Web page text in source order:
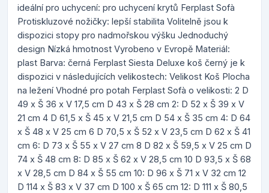
ideální pro uchycení: pro uchycení krytů Ferplast Sofà
Protiskluzové nožičky: lepší stabilita Volitelně jsou k
dispozici stopy pro nadmořskou výšku Jednoduchý
design Nízká hmotnost Vyrobeno v Evropě Materiál:
plast Barva: černá Ferplast Siesta Deluxe koš černý je k
dispozici v následujících velikostech: Velikost Koš Plocha
na ležení Vhodné pro potah Ferplast Sofà o velikosti: 2 D
49 x Š 36 x V 17,5 cm D 43 x Š 28 cm 2: D 52 x Š 39 x V
21 cm 4 D 61,5 x Š 45 x V 21,5 cm D 54 x Š 35 cm 4: D 64
x Š 48 x V 25 cm 6 D 70,5 x Š 52 x V 23,5 cm D 62 x Š 41
cm 6: D 73 x Š 55 x V 27 cm 8 D 82 x Š 59,5 x V 25 cm D
74 x Š 48 cm 8: D 85 x Š 62 x V 28,5 cm 10 D 93,5 x Š 68
x V 28,5 cm D 84 x Š 55 cm 10: D 96 x Š 71 x V 32 cm 12
D 114 x Š 83 x V 37 cm D 100 x Š 65 cm 12: D 111 x Š 80,5